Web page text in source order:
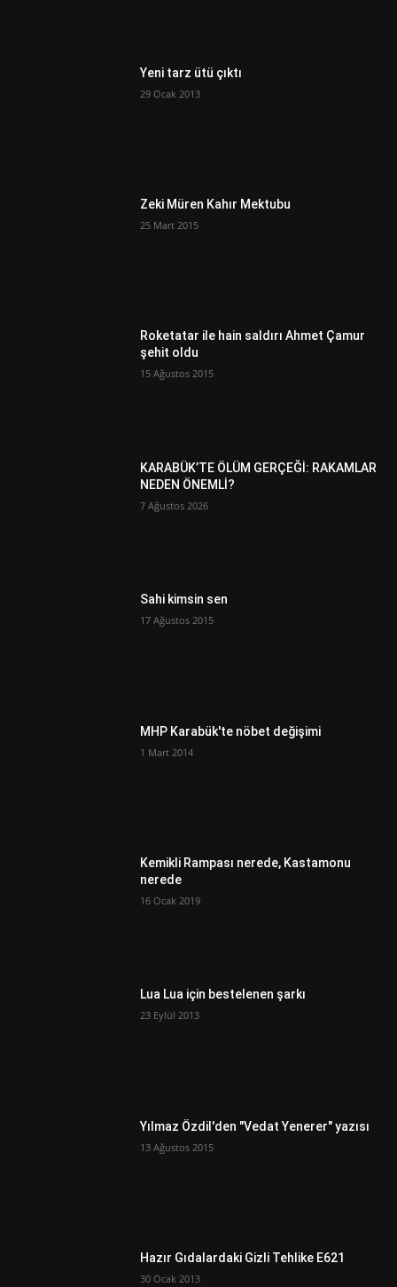
Yeni tarz ütü çıktı
29 Ocak 2013
Zeki Müren Kahır Mektubu
25 Mart 2015
Roketatar ile hain saldırı Ahmet Çamur
şehit oldu
15 Ağustos 2015
KARABÜK’TE ÖLÜM GERÇEĞİ: RAKAMLAR
NEDEN ÖNEMLİ?
7 Ağustos 2026
Sahi kimsin sen
17 Ağustos 2015
MHP Karabük'te nöbet değişimi
1 Mart 2014
Kemikli Rampası nerede, Kastamonu
nerede
16 Ocak 2019
Lua Lua için bestelenen şarkı
23 Eylül 2013
Yılmaz Özdil'den "Vedat Yenerer" yazısı
13 Ağustos 2015
Hazır Gıdalardaki Gizli Tehlike E621
30 Ocak 2013